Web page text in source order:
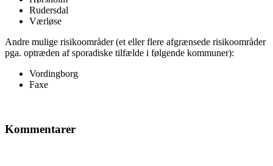
Rudersdal
Værløse
Andre mulige risikoområder (et eller flere afgrænsede risikoområder
pga. optræden af sporadiske tilfælde i følgende kommuner):
Vordingborg
Faxe
Kommentarer